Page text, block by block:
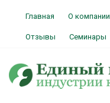
Главная О компании
Отзывы Семинары